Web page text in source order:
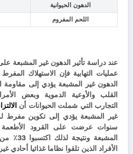
الدهون الحيوانية
اللحم المفروم
عند دراسة تأثير الدهون غير المشبعة
عمليات التهابية فإن الاستهلاك
الدهون غير المشبعة يؤدي إلى مقاومة
القلب والأوعية الدموية وبعض
التجارب التي شملت الحيوانات أن
غير المشبعة يؤدي إلى تكوين
سنوات عرضت على القرود الأطعمة
المشبعة
الأفراد الذين تلقوا نظاما غذائيا أحادي